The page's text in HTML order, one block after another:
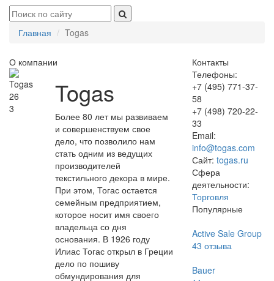
Главная Togas
О компании
26
3
Togas
Более 80 лет мы развиваем
и совершенствуем свое
дело, что позволило нам
стать одним из ведущих
производителей
текстильного декора в мире.
При этом, Тогас остается
семейным предприятием,
которое носит имя своего
владельца со дня
основания. В 1926 году
Илиас Тогас открыл в Греции
дело по пошиву
обмундирования для
Контакты
Телефоны:
+7 (495) 771-37-
58
+7 (498) 720-22-
33
Email:
info@togas.com
Сайт: togas.ru
Сфера
деятельности:
Торговля
Популярные
Active Sale Group
43 отзыва
Bauer